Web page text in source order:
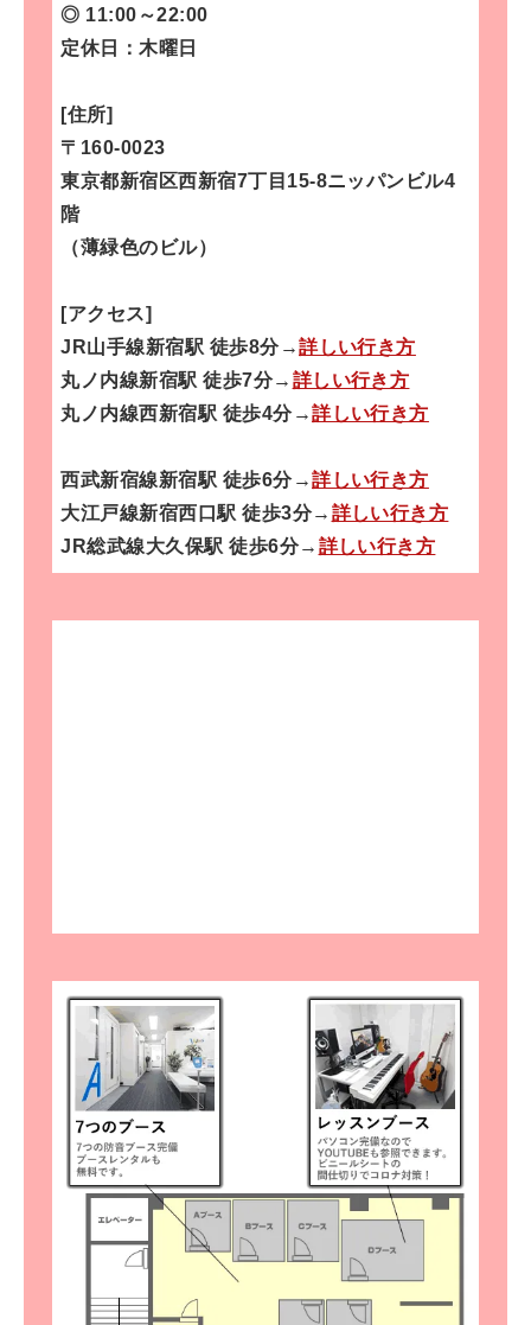
◎ 11:00～22:00
定休日：木曜日
[住所]
〒160-0023
東京都新宿区西新宿7丁目15-8ニッパンビル4
階
（薄緑色のビル）
[アクセス]
JR山手線新宿駅 徒歩8分→詳しい行き方
丸ノ内線新宿駅 徒歩7分→ 詳しい行き方
丸ノ内線西新宿駅 徒歩4分→詳しい行き方
西武新宿線新宿駅 徒歩6分→詳しい行き方
大江戸線新宿西口駅 徒歩3分→ 詳しい行き方
JR総武線大久保駅 徒歩6分→ 詳しい行き方